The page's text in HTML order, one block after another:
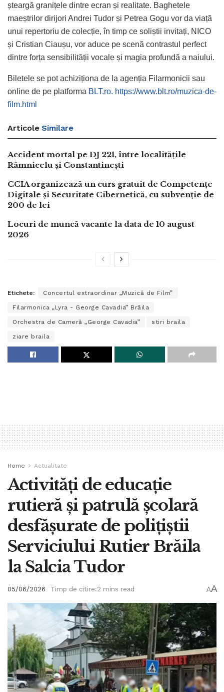
șteargă granițele dintre ecran și realitate. Baghetele
maeștrilor dirijori Andrei Tudor și Petrea Gogu vor da viață
unui repertoriu de colecție, în timp ce soliștii invitați, NICO
și Cristian Ciaușu, vor aduce pe scenă contrastul perfect
dintre forța sensibilității vocale și magia profundă a naiului.
Biletele se pot achiziționa de la agenția Filarmonicii sau
online de pe platforma BLT.ro. https://www.blt.ro/muzica-de-
film.html
Articole Similare
Accident mortal pe DJ 221, între localitățile
Râmnicelu și Constantinești
CCIA organizează un curs gratuit de Competențe
Digitale și Securitate Cibernetică, cu subvenție de
200 de lei
Locuri de muncă vacante la data de 10 august
2026
Etichete: Concertul extraordinar „Muzică de Film”
Filarmonica „Lyra - George Cavadia” Brăila
Orchestra de Cameră „George Cavadia” stiri braila
ziare braila
Home Actualitate
Activități de educație
rutieră și patrulă școlară
desfășurate de polițiștii
Serviciului Rutier Brăila
la Salcia Tudor
05/06/2026 Timp de citire:2 mins read AA